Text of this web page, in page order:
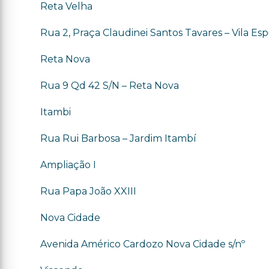
Reta Velha
Rua 2, Praça Claudinei Santos Tavares – Vila
Reta Nova
Rua 9 Qd 42 S/N – Reta Nova
Itambi
Rua Rui Barbosa – Jardim Itambí
Ampliação I
Rua Papa João XXIII
Nova Cidade
Avenida Américo Cardozo Nova Cidade s/nº